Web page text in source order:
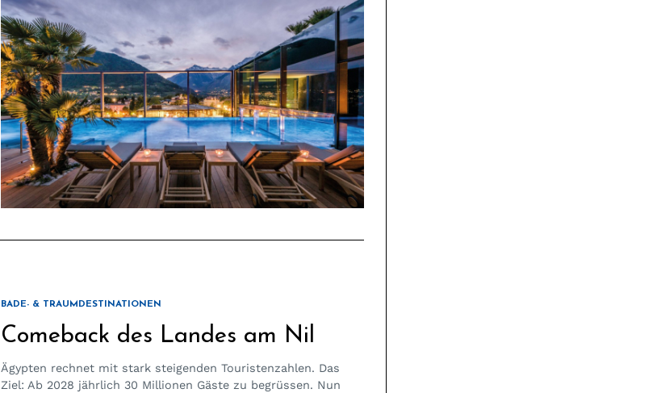
BADE- & TRAUMDESTINATIONEN
Comeback des Landes am Nil
Ägypten rechnet mit stark steigenden Touristenzahlen. Das
Ziel: Ab 2028 jährlich 30 Millionen Gäste zu begrüssen. Nun